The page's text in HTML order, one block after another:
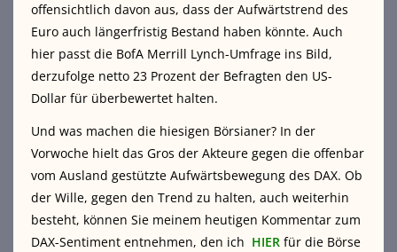
offensichtlich davon aus, dass der Aufwärtstrend des
Euro auch längerfristig Bestand haben könnte. Auch
hier passt die BofA Merrill Lynch-Umfrage ins Bild,
derzufolge netto 23 Prozent der Befragten den US-
Dollar für überbewertet halten.
Und was machen die hiesigen Börsianer? In der
Vorwoche hielt das Gros der Akteure gegen die offenbar
vom Ausland gestützte Aufwärtsbewegung des DAX. Ob
der Wille, gegen den Trend zu halten, auch weiterhin
besteht, können Sie meinem heutigen Kommentar zum
DAX-Sentiment entnehmen, den ich HIER für die Börse